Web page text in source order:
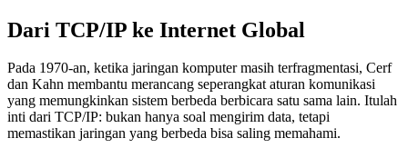
Dari TCP/IP ke Internet Global
Pada 1970-an, ketika jaringan komputer masih terfragmentasi, Cerf
dan Kahn membantu merancang seperangkat aturan komunikasi
yang memungkinkan sistem berbeda berbicara satu sama lain. Itulah
inti dari TCP/IP: bukan hanya soal mengirim data, tetapi
memastikan jaringan yang berbeda bisa saling memahami.